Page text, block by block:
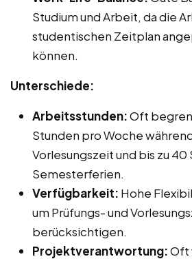
Studium und Arbeit, da die
studentischen Zeitplan
können.
Unterschiede:
Arbeitsstunden:Oft
Stunden pro Woche
Vorlesungszeit und bis zu 40
Semesterferien.
Verfügbarkeit: Hohe
um Prüfungs- und
berücksichtigen.
Projektverantwortung:Oft